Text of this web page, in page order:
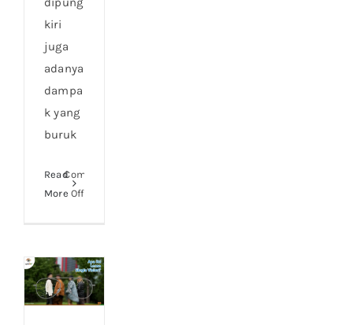
kiri
juga
adanya
dampa
k yang
buruk
Read
More
Comments
Offon
Bagi
Mata
Anak